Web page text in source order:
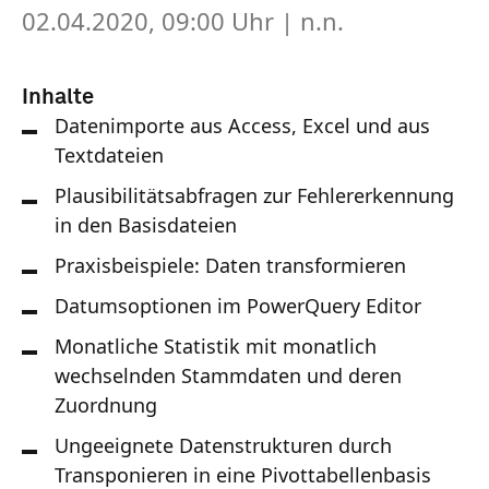
02.04.2020, 09:00 Uhr | n.n.
Inhalte
Datenimporte aus Access, Excel und aus
Textdateien
Plausibilitätsabfragen zur Fehlererkennung
in den Basisdateien
Praxisbeispiele: Daten transformieren
Datumsoptionen im PowerQuery Editor
Monatliche Statistik mit monatlich
wechselnden Stammdaten und deren
Zuordnung
Ungeeignete Datenstrukturen durch
Transponieren in eine Pivottabellenbasis